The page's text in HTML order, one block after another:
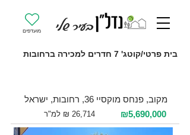
מועדפים
בית פרטי/קוטג' 7 חדרים למכירה ברחובות
מקוב, פנחס מוקסיי 36, רחובות, ישראל
₪5,690,000